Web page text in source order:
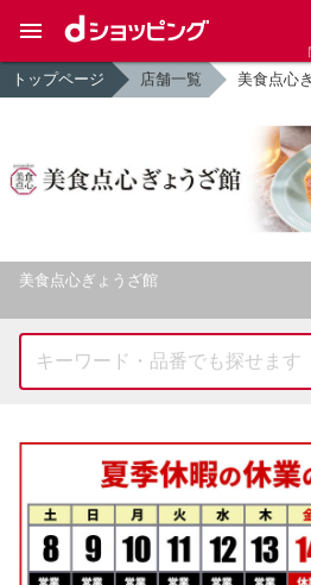
トップページ 店舗一覧 美食点心
美食点心ぎょうざ館